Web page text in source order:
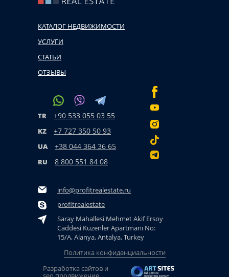
КАТАЛОГ НЕДВИЖИМОСТИ
УСЛУГИ
СТАТЬИ
ОТЗЫВЫ
TR +90 533 055 03 55
KZ +7 727 350 50 93
UA +38 044 364 36 65
RU 8 800 551 84 08
info@profitrealestate.ru
profitrealestate
Saray Mahallesi Mehmet Akif Ersoy
Caddesi Kuzenler Apartmanı No:
15/A, Alanya, Antalya, Turkey
Политика конфиденциальности
Разработка сайтов и